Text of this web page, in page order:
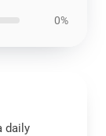
0%
daily